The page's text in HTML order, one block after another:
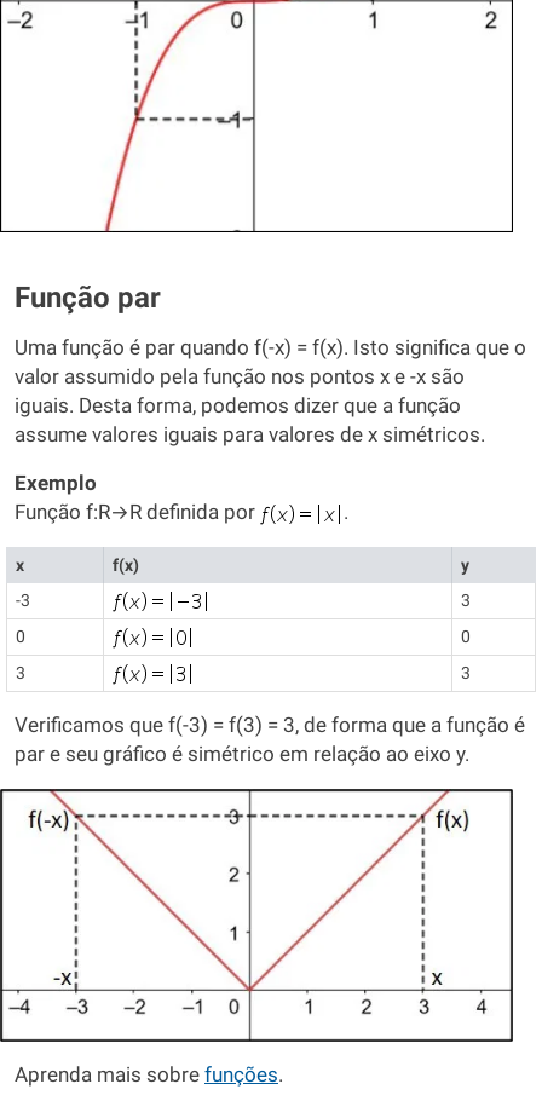
Função par
Uma função é par quando f(-x) = f(x). Isto significa que o
valor assumido pela função nos pontos x e -x são
iguais. Desta forma, podemos dizer que a função
assume valores iguais para valores de x simétricos.
Exemplo
Função f:R→R definida por
.
x f(x)
y
-3
3
0
0
3
3
Verificamos que f(-3) = f(3) = 3, de forma que a função é
par e seu gráfico é simétrico em relação ao eixo y.
Aprenda mais sobre funções.